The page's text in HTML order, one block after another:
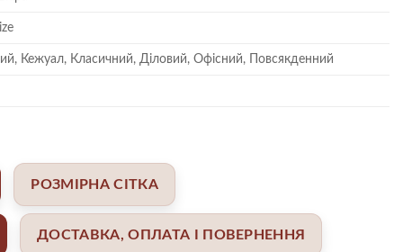
Кежуал, Класичний, Діловий, Офісний, Повсякденний
РОЗМІРНА СІТКА
ДОСТАВКА, ОПЛАТА І ПОВЕРНЕННЯ